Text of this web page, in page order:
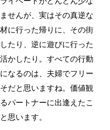
せんが、実はその真逆な
に行った帰りに、その街
たり、逆に遊びに行った
かしたり。すべての行動
なるのは、夫婦でフリー
だと思いますね。価値観
パートナーに出逢えたこ
思います。